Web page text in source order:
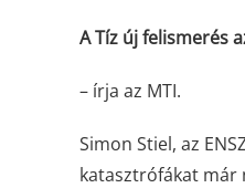
A Tíz új felismerés
– írja az MTI.
Simon Stiel, az
katasztrófákat már